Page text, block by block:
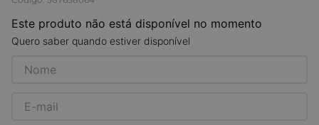
Este produto não está disponível no momento
Quero saber quando estiver disponível